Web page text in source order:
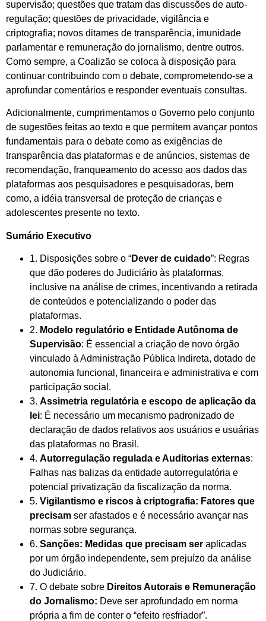
supervisão; questões que tratam das discussões de auto-
regulação; questões de privacidade, vigilância e
criptografia; novos ditames de transparência, imunidade
parlamentar e remuneração do jornalismo, dentre outros.
Como sempre, a Coalizão se coloca à disposição para
continuar contribuindo com o debate, comprometendo-se a
aprofundar comentários e responder eventuais consultas.
Adicionalmente, cumprimentamos o Governo pelo conjunto
de sugestões feitas ao texto e que permitem avançar pontos
fundamentais para o debate como as exigências de
transparência das plataformas e de anúncios, sistemas de
recomendação, franqueamento do acesso aos dados das
plataformas aos pesquisadores e pesquisadoras, bem
como, a idéia transversal de proteção de crianças e
adolescentes presente no texto.
Sumário Executivo
1. Disposições sobre o “Dever de cuidado”: Regras
que dão poderes do Judiciário às plataformas,
inclusive na análise de crimes, incentivando a retirada
de conteúdos e potencializando o poder das
plataformas.
2. Modelo regulatório e Entidade Autônoma de
Supervisão: É essencial a criação de novo órgão
vinculado à Administração Pública Indireta, dotado de
autonomia funcional, financeira e administrativa e com
participação social.
3. Assimetria regulatória e escopo de aplicação da
lei: É necessário um mecanismo padronizado de
declaração de dados relativos aos usuários e usuárias
das plataformas no Brasil.
4. Autorregulação regulada e Auditorias externas:
Falhas nas balizas da entidade autorregulatória e
potencial privatização da fiscalização da norma.
5. Vigilantismo e riscos à criptografia: Fatores que
precisam ser afastados e é necessário avançar nas
normas sobre segurança.
6. Sanções: Medidas que precisam ser aplicadas
por um órgão independente, sem prejuízo da análise
do Judiciário.
7. O debate sobre Direitos Autorais e Remuneração
do Jornalismo: Deve ser aprofundado em norma
própria a fim de conter o “efeito resfriador”.